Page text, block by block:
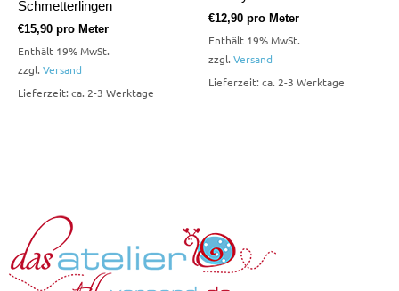
Schmetterlingen
€15,90 pro Meter
Enthält 19% MwSt.
zzgl. Versand
Lieferzeit: ca. 2-3 Werktage
€12,90 pro Meter
Enthält 19% MwSt.
zzgl. Versand
Lieferzeit: ca. 2-3 Werktage